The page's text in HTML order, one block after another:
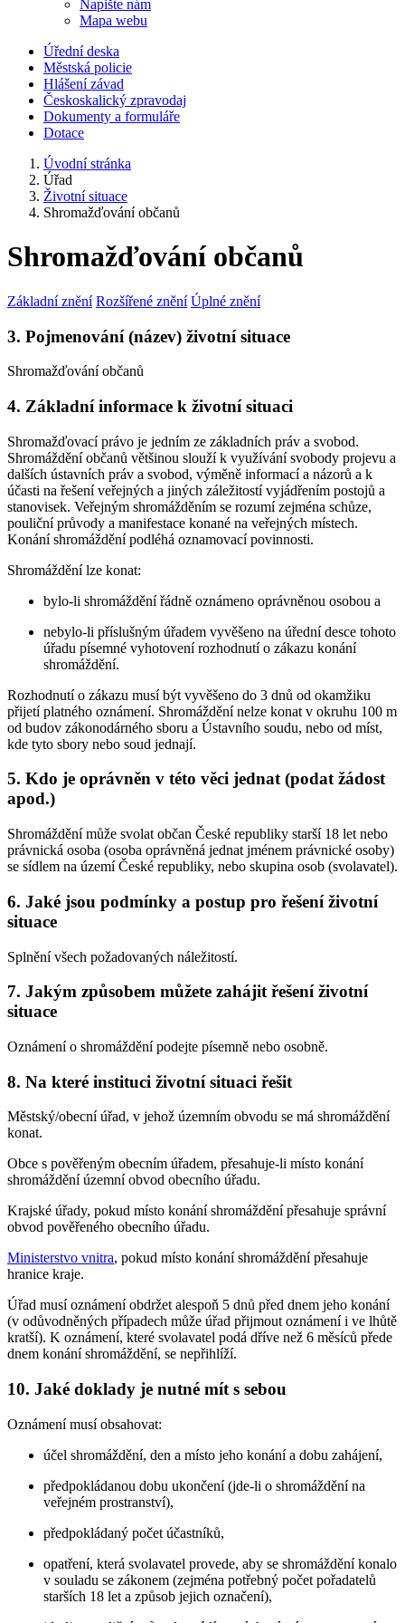
Napište nám
Mapa webu
Úřední deska
Městská policie
Hlášení závad
Českoskalický zpravodaj
Dokumenty a formuláře
Dotace
Úvodní stránka
Úřad
Životní situace
Shromažďování občanů
Shromažďování občanů
Základní znění Rozšířené znění Úplné znění
3. Pojmenování (název) životní situace
Shromažďování občanů
4. Základní informace k životní situaci
Shromažďovací právo je jedním ze základních práv a svobod.
Shromáždění občanů většinou slouží k využívání svobody projevu a
dalších ústavních práv a svobod, výměně informací a názorů a k
účasti na řešení veřejných a jiných záležitostí vyjádřením postojů a
stanovisek. Veřejným shromážděním se rozumí zejména schůze,
pouliční průvody a manifestace konané na veřejných místech.
Konání shromáždění podléhá oznamovací povinnosti.
Shromáždění lze konat:
bylo-li shromáždění řádně oznámeno oprávněnou osobou a
nebylo-li příslušným úřadem vyvěšeno na úřední desce tohoto
úřadu písemné vyhotovení rozhodnutí o zákazu konání
shromáždění.
Rozhodnutí o zákazu musí být vyvěšeno do 3 dnů od okamžiku
přijetí platného oznámení. Shromáždění nelze konat v okruhu 100 m
od budov zákonodárného sboru a Ústavního soudu, nebo od míst,
kde tyto sbory nebo soud jednají.
5. Kdo je oprávněn v této věci jednat (podat žádost
apod.)
Shromáždění může svolat občan České republiky starší 18 let nebo
právnická osoba (osoba oprávněná jednat jménem právnické osoby)
se sídlem na území České republiky, nebo skupina osob (svolavatel).
6. Jaké jsou podmínky a postup pro řešení životní
situace
Splnění všech požadovaných náležitostí.
7. Jakým způsobem můžete zahájit řešení životní
situace
Oznámení o shromáždění podejte písemně nebo osobně.
8. Na které instituci životní situaci řešit
Městský/obecní úřad, v jehož územním obvodu se má shromáždění
konat.
Obce s pověřeným obecním úřadem, přesahuje-li místo konání
shromáždění územní obvod obecního úřadu.
Krajské úřady, pokud místo konání shromáždění přesahuje správní
obvod pověřeného obecního úřadu.
Ministerstvo vnitra, pokud místo konání shromáždění přesahuje
hranice kraje.
Úřad musí oznámení obdržet alespoň 5 dnů před dnem jeho konání
(v odůvodněných případech může úřad přijmout oznámení i ve lhůtě
kratší). K oznámení, které svolavatel podá dříve než 6 měsíců přede
dnem konání shromáždění, se nepřihlíží.
10. Jaké doklady je nutné mít s sebou
Oznámení musí obsahovat:
účel shromáždění, den a místo jeho konání a dobu zahájení,
předpokládanou dobu ukončení (jde-li o shromáždění na
veřejném prostranství),
předpokládaný počet účastníků,
opatření, která svolavatel provede, aby se shromáždění konalo
v souladu se zákonem (zejména potřebný počet pořadatelů
starších 18 let a způsob jejich označení),